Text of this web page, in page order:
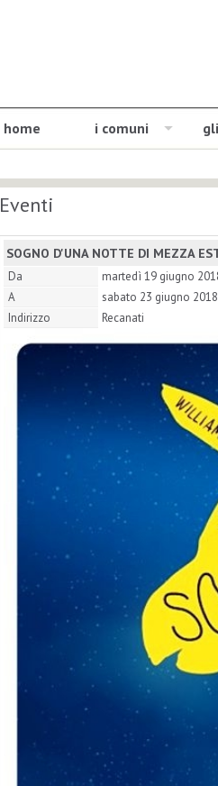
home i comuni
Eventi
SOGNO D'UNA NOTTE DI MEZZA
Da
martedì 19 giugno
A
sabato 23 giugno 2018
Indirizzo
Recanati